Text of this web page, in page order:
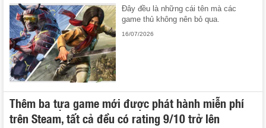
Đây đều là những cái tên mà các
game thủ không nên bỏ qua.
16/07/2026
Thêm ba tựa game mới được phát hành miễn phí
trên Steam, tất cả đều có rating 9/10 trở lên